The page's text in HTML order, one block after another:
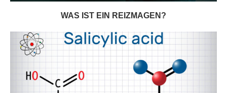
WAS IST EIN REIZMAGEN?